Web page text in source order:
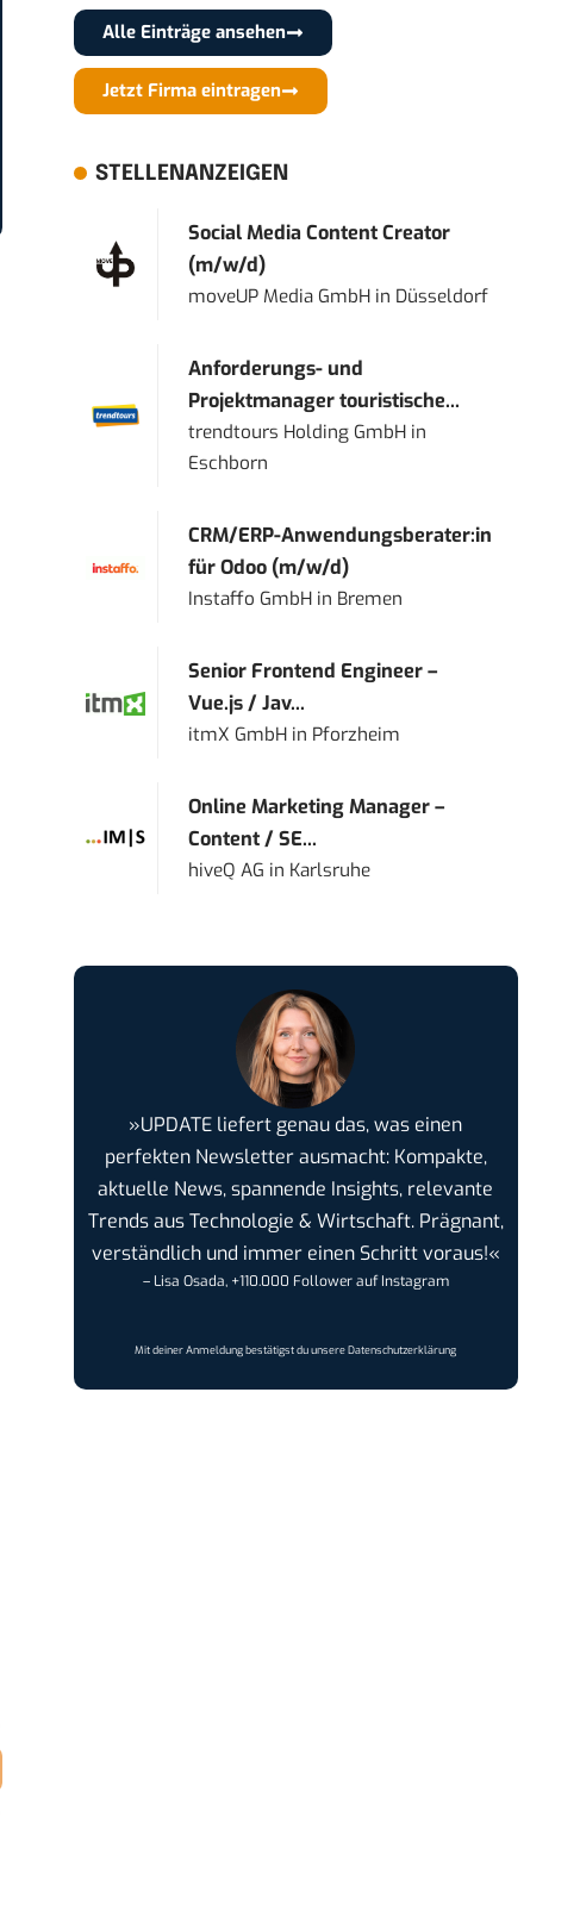
Alle Einträge ansehen
Jetzt Firma eintragen
STELLENANZEIGEN
Social Media Content Creator
(m/w/d)
moveUP Media GmbH in Düsseldorf
Anforderungs- und
Projektmanager touristische...
trendtours Holding GmbH in
Eschborn
CRM/ERP-Anwendungsberater:in
für Odoo (m/w/d)
Instaffo GmbH in Bremen
Senior Frontend Engineer –
Vue.js / Jav...
itmX GmbH in Pforzheim
Online Marketing Manager –
Content / SE...
hiveQ AG in Karlsruhe
»UPDATE liefert genau das, was einen
perfekten Newsletter ausmacht: Kompakte,
aktuelle News, spannende Insights, relevante
Trends aus Technologie & Wirtschaft. Prägnant,
verständlich und immer einen Schritt voraus!«
– Lisa Osada, +110.000 Follower auf Instagram
Mit deiner Anmeldung bestätigst du unsereDatenschutzerklärung